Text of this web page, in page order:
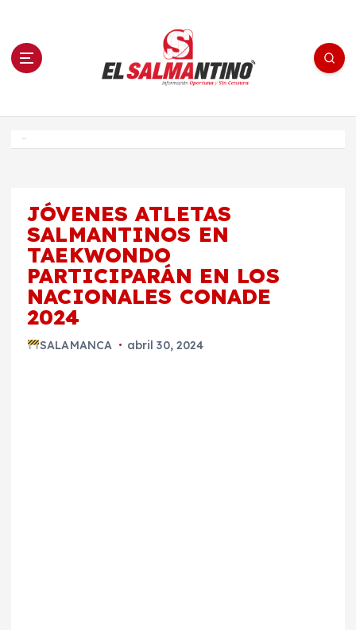
n El Salmantino - medios/noticias/editorial
JÓVENES ATLETAS
SALMANTINOS EN
TAEKWONDO
PARTICIPARÁN EN LOS
NACIONALES CONADE
2024
SALAMANCA abril 30, 2024